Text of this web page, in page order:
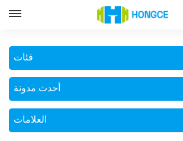
من نوع دبوس الشعر التي لا تقبل المنافسة:
فئات
أحدث مدونة
العلامات